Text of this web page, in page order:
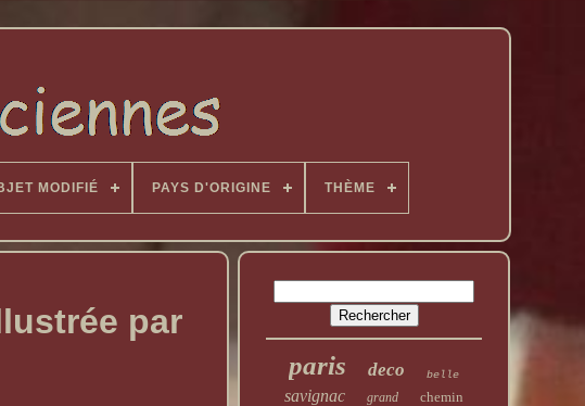
MODIFIÉ PAYS D'ORIGINE THÈME
par
paris deco belle
savignac grand chemin